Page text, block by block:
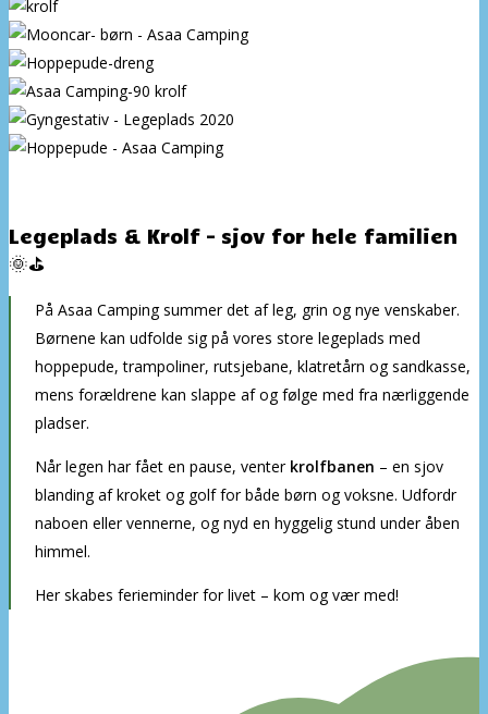
Legeplads & Krolf – sjov for hele familien
🌞⛳
På Asaa Camping summer det af leg, grin og nye venskaber.
Børnene kan udfolde sig på vores store legeplads med
hoppepude, trampoliner, rutsjebane, klatretårn og sandkasse,
mens forældrene kan slappe af og følge med fra nærliggende
pladser.
Når legen har fået en pause, venter krolfbanen – en sjov
blanding af kroket og golf for både børn og voksne. Udfordr
naboen eller vennerne, og nyd en hyggelig stund under åben
himmel.
Her skabes ferieminder for livet – kom og vær med!